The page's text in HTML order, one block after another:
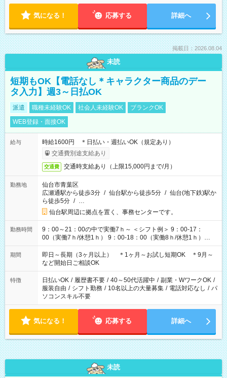
気になる！ 応募する 詳細へ
掲載日：2026.08.04
未読
短期もOK【電話なし＊キャラクター商品のデー
タ入力】週3～日払OK
派遣 職種未経験OK 社会人未経験OK
ブランクOK
WEB登録・面接OK
給与
時給1600円 ＊日払い・週払いOK（規定あり）
交通費別途支給あり
交通費 交通時支給あり（上限15,000円まで/月）
勤務地
仙台市青葉区
広瀬通駅から徒歩3分 / 仙台駅から徒歩5分 / 仙台(地下鉄)駅か
ら徒歩5分 / …
仙台駅周辺に拠点を置く、事務センターです。
勤務時間
9：00～21：00の中で実働7ｈ～ ＜シフト例＞ 9：00-17：
00（実働7ｈ/休憩1ｈ） 9：00-18：00（実働8ｈ/休憩1ｈ）
10：00-18：00（実働7ｈ/休憩1ｈ） 10：00-19：00（実働8ｈ/
休憩1ｈ） 11：00-20：00（実働8ｈ/休憩1ｈ） 13：00-21：
期間
即日～長期（3ヶ月以上） ＊1ヶ月～お試し短期OK ＊9月～
など開始日ご相談OK
特徴 日払いOK / 履歴書不要 / 40～50代活躍中 / 副業・WワークOK /
服装自由 / シフト勤務 / 10名以上の大量募集 / 電話対応なし / パ
ソコンスキル不要
気になる！ 応募する 詳細へ
未読